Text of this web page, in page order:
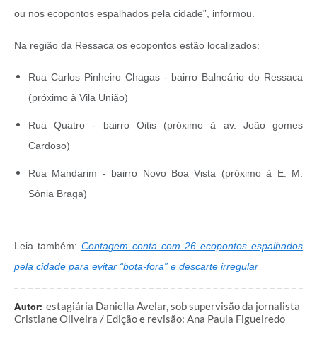
ou nos ecopontos espalhados pela cidade”, informou.
Na região da Ressaca os ecopontos estão localizados:
Rua Carlos Pinheiro Chagas - bairro Balneário do Ressaca
(próximo à Vila União)
Rua Quatro - bairro Oitis (próximo à av. João gomes
Cardoso)
Rua Mandarim - bairro Novo Boa Vista (próximo à E. M.
Sônia Braga)
Leia também: Contagem conta com 26 ecopontos espalhados
pela cidade para evitar “bota-fora” e descarte irregular
Autor: estagiária Daniella Avelar, sob supervisão da jornalista
Cristiane Oliveira / Edição e revisão: Ana Paula Figueiredo